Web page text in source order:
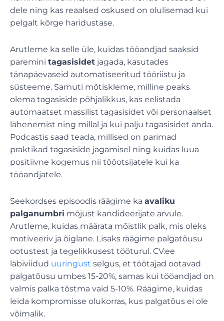
dele ning kas reaalsed oskused on olulisemad kui
pelgalt kõrge haridustase.
Arutleme ka selle üle, kuidas tööandjad saaksid
paremini tagasisidet jagada, kasutades
tänapäevaseid automatiseeritud tööriistu ja
süsteeme. Samuti mõtiskleme, milline peaks
olema tagasiside põhjalikkus, kas eelistada
automaatset massilist tagasisidet või personaalset
lähenemist ning millal ja kui palju tagasisidet anda.
Podcastis saad teada, millised on parimad
praktikad tagasiside jagamisel ning kuidas luua
positiivne kogemus nii tööotsijatele kui ka
tööandjatele.
Seekordses episoodis räägime ka avaliku
palganumbri mõjust kandideerijate arvule.
Arutleme, kuidas määrata mõistlik palk, mis oleks
motiveeriv ja õiglane. Lisaks räägime palgatõusu
ootustest ja tegelikkusest tööturul. CV.ee
läbiviidud uuringust selgus, et töötajad ootavad
palgatõusu umbes 15-20%, samas kui tööandjad on
valmis palka tõstma vaid 5-10%. Räägime, kuidas
leida kompromisse olukorras, kus palgatõus ei ole
võimalik.